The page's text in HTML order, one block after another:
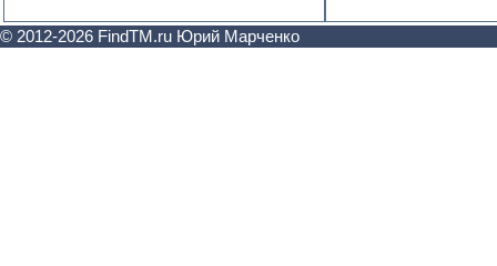
© 2012-2026 FindTM.ru Юрий Марченко